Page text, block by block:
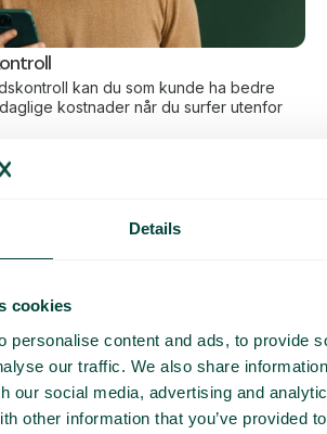
Details
cookies
personalise content and ads, to provide
our traffic. We also share
our social media, advertising and
other information that you’ve provided
kan du som kunde ha bedre
kostnader når du surfer utenfor
har en viss mengde data til en
Når du har brukt opp den